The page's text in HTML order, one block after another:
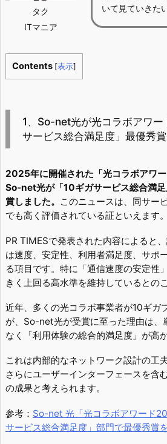
タク
ITマニア
いて見ていきた
Contents [表示]
1、So-net光が光コラボアワ
サービス総合満足度」最優秀
2025年に開催された「光コラボアワ
So-net光が「10ギガサービス総合満
賞しました。 このニュースは、同サー
でも高く評価されている証といえます。
PR TIMESで発表された内容によると
は速度、安定性、利用者満足度、サポ
る項目です。特に「通信速度の安定性
きく上回る高水準を維持しているとのこ
近年、多くの光コラボ事業者が10ギガ
が、So-net光が受賞に至った理由は、
なく「利用体験の総合的満足度」が高
これは内部的なネットワーク設計の工
さらにユーザーインターフェースを含
の成果と考えられます。
参考： So-net 光「光コラボアワード
サービス総合満足度」部門で最優秀賞